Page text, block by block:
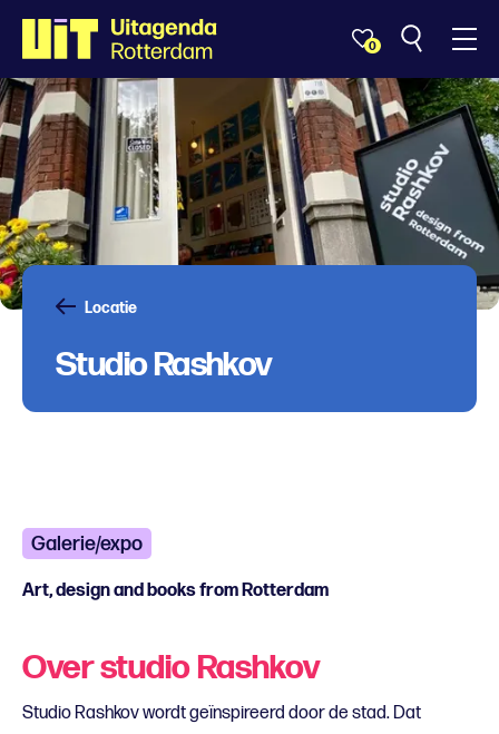
0
Locatie
Studio Rashkov
Galerie/expo
Art, design and books from Rotterdam
Over studio Rashkov
Studio Rashkov wordt geïnspireerd door de stad. Dat